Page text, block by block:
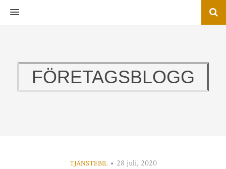
MENU
FÖRETAGSBLOGG
TJÄNSTEBIL 28 juli, 2020